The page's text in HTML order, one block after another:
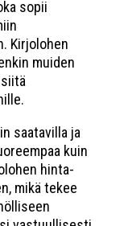
sopii
Kirjolohen
muiden
saatavilla ja
kuin
hinta-
mikä tekee